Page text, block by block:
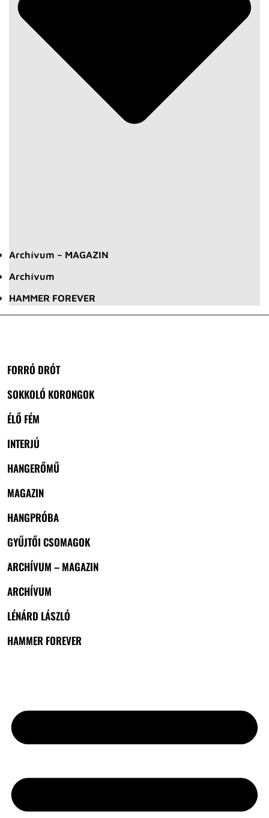
Archívum – MAGAZIN
Archívum
HAMMER FOREVER
FORRÓ DRÓT
SOKKOLÓ KORONGOK
ÉLŐ FÉM
INTERJÚ
HANGERŐMŰ
MAGAZIN
HANGPRÓBA
GYŰJTŐI CSOMAGOK
ARCHÍVUM – MAGAZIN
ARCHÍVUM
LÉNÁRD LÁSZLÓ
HAMMER FOREVER